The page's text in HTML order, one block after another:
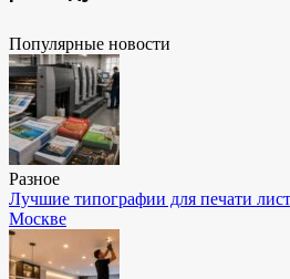
Популярные новости
Разное
Лучшие типографии для печати
Москве